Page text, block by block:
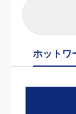
ホットワ